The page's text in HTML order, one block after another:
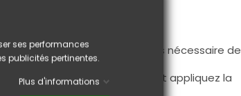
fine, sur la base (il n'est pas nécessaire de
après limage.
libre à la première couche et appliquez la
ses performances
publicités pertinentes.
Plus d'informations